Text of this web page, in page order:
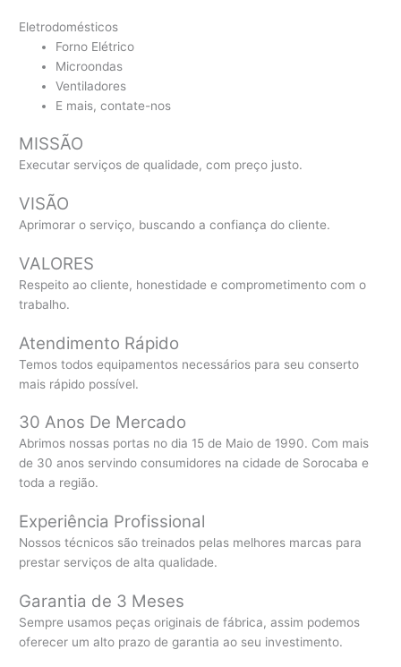
Eletrodomésticos
Forno Elétrico
Microondas
Ventiladores
E mais, contate-nos
MISSÃO
Executar serviços de qualidade, com preço justo.
VISÃO
Aprimorar o serviço, buscando a confiança do cliente.
VALORES
Respeito ao cliente, honestidade e comprometimento com o
trabalho.
Atendimento Rápido
Temos todos equipamentos necessários para seu conserto
mais rápido possível.
30 Anos De Mercado
Abrimos nossas portas no dia 15 de Maio de 1990. Com mais
de 30 anos servindo consumidores na cidade de Sorocaba e
toda a região.
Experiência Profissional
Nossos técnicos são treinados pelas melhores marcas para
prestar serviços de alta qualidade.
Garantia de 3 Meses
Sempre usamos peças originais de fábrica, assim podemos
oferecer um alto prazo de garantia ao seu investimento.